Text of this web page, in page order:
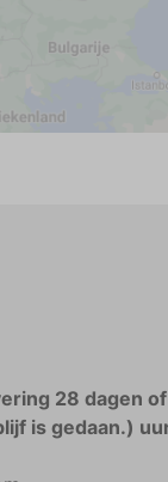
28 dagen of
is gedaan.)